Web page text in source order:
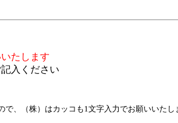
たします
入ください
で、（株）はカッコも1文字入力でお願いいたし